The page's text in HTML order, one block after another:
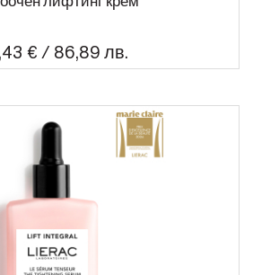
€ / 86,89 лв.